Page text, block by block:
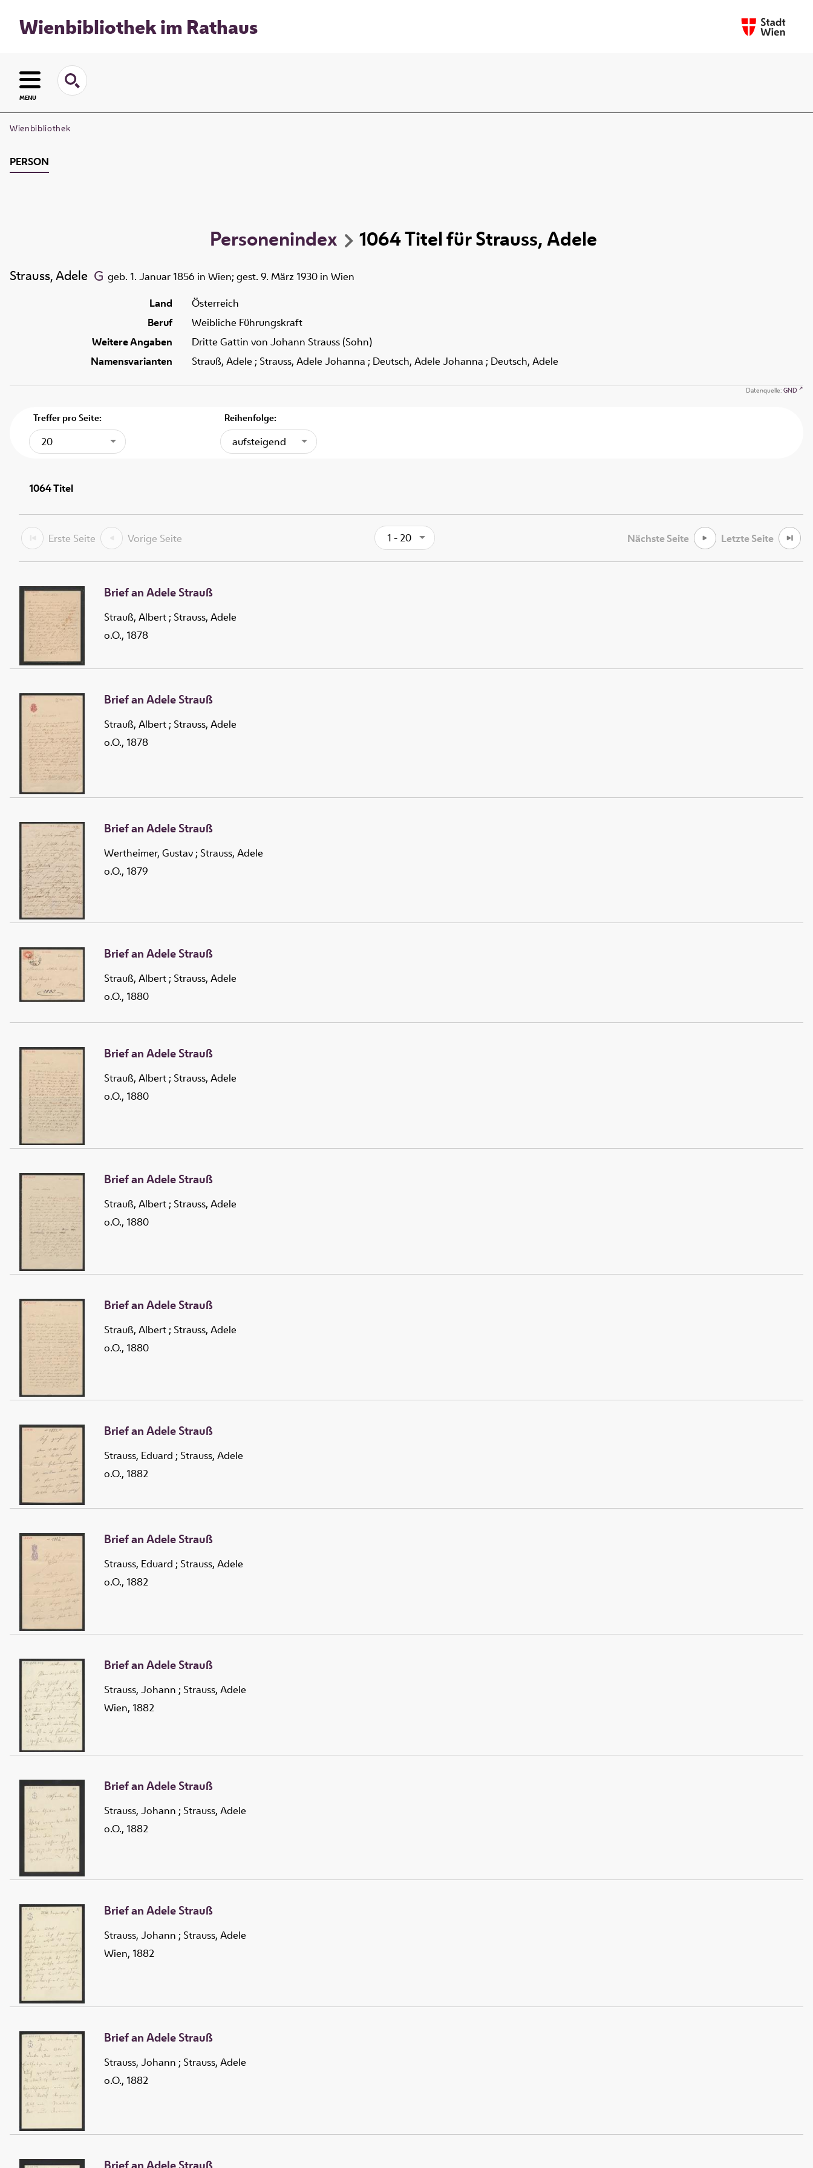
Wienbibliothek im Rathaus
MENU
Wienbibliothek
PERSON
Personenindex 1064TitelfürStrauss, Adele
Strauss, Adele
geb. 1. Januar 1856 in Wien; gest. 9. März 1930 in Wien
Land
Österreich
Beruf
Weibliche Führungskraft
Weitere Angaben
Dritte Gattin von Johann Strauss (Sohn)
Namensvarianten
Strauß, Adele ; Strauss, Adele Johanna ; Deutsch, Adele Johanna ; Deutsch, Adele
Datenquelle: GND
Treffer pro Seite:
20
Reihenfolge:
aufsteigend
1064Titel
Erste Seite Vorige Seite 1 - 20 Nächste Seite Letzte Seite
Brief an Adele Strauß
Strauß, Albert ; Strauss, Adele
o.O., 1878
Brief an Adele Strauß
Strauß, Albert ; Strauss, Adele
o.O., 1878
Brief an Adele Strauß
Wertheimer, Gustav ; Strauss, Adele
o.O., 1879
Brief an Adele Strauß
Strauß, Albert ; Strauss, Adele
o.O., 1880
Brief an Adele Strauß
Strauß, Albert ; Strauss, Adele
o.O., 1880
Brief an Adele Strauß
Strauß, Albert ; Strauss, Adele
o.O., 1880
Brief an Adele Strauß
Strauß, Albert ; Strauss, Adele
o.O., 1880
Brief an Adele Strauß
Strauss, Eduard ; Strauss, Adele
o.O., 1882
Brief an Adele Strauß
Strauss, Eduard ; Strauss, Adele
o.O., 1882
Brief an Adele Strauß
Strauss, Johann ; Strauss, Adele
Wien, 1882
Brief an Adele Strauß
Strauss, Johann ; Strauss, Adele
o.O., 1882
Brief an Adele Strauß
Strauss, Johann ; Strauss, Adele
Wien, 1882
Brief an Adele Strauß
Strauss, Johann ; Strauss, Adele
o.O., 1882